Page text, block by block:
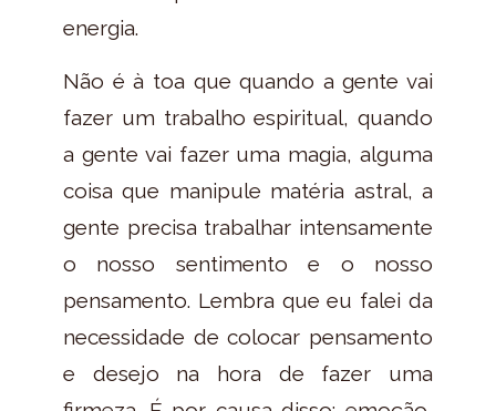
energia.
Não é à toa que quando a gente vai
fazer um trabalho espiritual, quando
a gente vai fazer uma magia, alguma
coisa que manipule matéria astral, a
gente precisa trabalhar intensamente
o nosso sentimento e o nosso
pensamento. Lembra que eu falei da
necessidade de colocar pensamento
e desejo na hora de fazer uma